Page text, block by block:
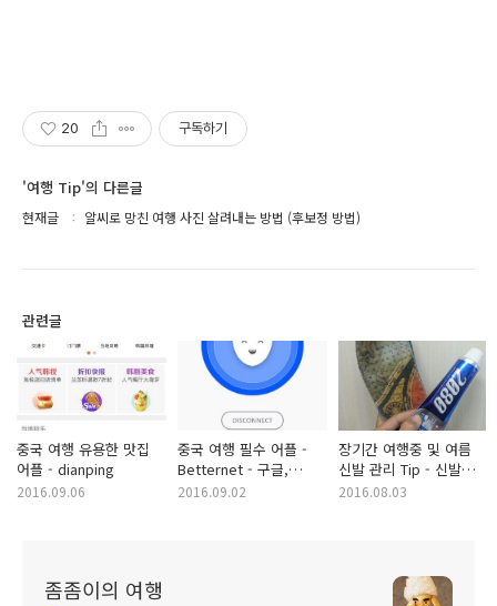
20 구독하기
'여행 Tip'의 다른글
현재글 알씨로 망친 여행 사진 살려내는 방법 (후보정 방법)
관련글
중국 여행 유용한 맛집
어플 - dianping
2016.09.06
중국 여행 필수 어플 -
Betternet - 구글,
페이스북, 라인 이용
2016.09.02
장기간 여행중 및 여름
신발 관리 Tip - 신발
깔창은 치약으로
2016.08.03
좀좀이의 여행